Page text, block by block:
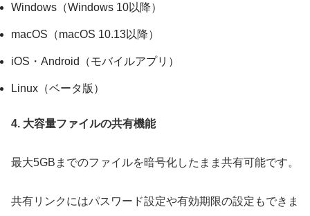
Windows（Windows 10以降）
macOS（macOS 10.13以降）
iOS・Android（モバイルアプリ）
Linux（ベータ版）
4. 大容量ファイルの共有機能
最大5GBまでのファイルを暗号化したまま共有可能です。
共有リンクにはパスワード設定や有効期限の設定もできま